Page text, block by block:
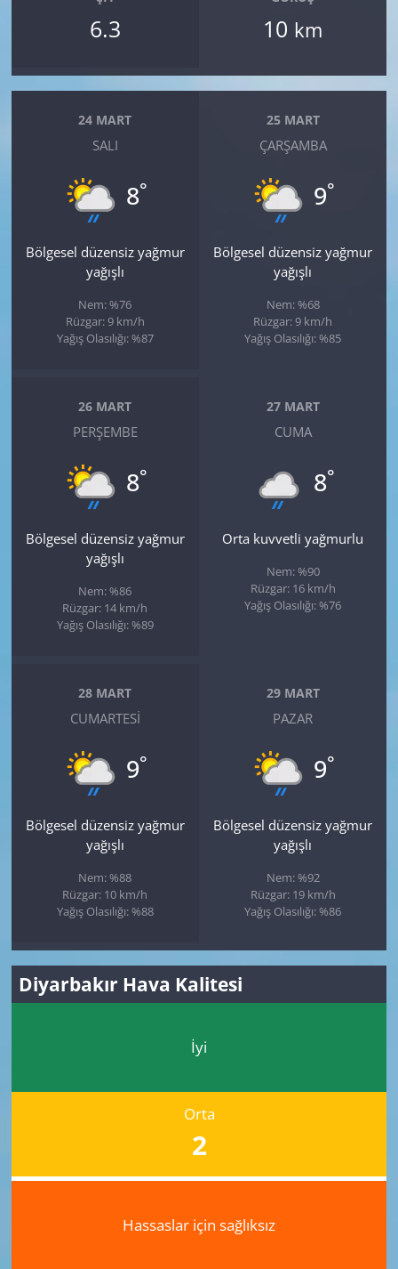
6.3 10 km
24 MART
SALI
8°
Bölgesel düzensiz yağmur
yağışlı
Nem: %76
Rüzgar: 9 km/h
Yağış Olasılığı: %87
25 MART
ÇARŞAMBA
9°
Bölgesel düzensiz yağmur
yağışlı
Nem: %68
Rüzgar: 9 km/h
Yağış Olasılığı: %85
26 MART
PERŞEMBE
8°
Bölgesel düzensiz yağmur
yağışlı
Nem: %86
Rüzgar: 14 km/h
Yağış Olasılığı: %89
27 MART
CUMA
8°
Orta kuvvetli yağmurlu
Nem: %90
Rüzgar: 16 km/h
Yağış Olasılığı: %76
28 MART
CUMARTESI
9°
Bölgesel düzensiz yağmur
yağışlı
Nem: %88
Rüzgar: 10 km/h
Yağış Olasılığı: %88
29 MART
PAZAR
9°
Bölgesel düzensiz yağmur
yağışlı
Nem: %92
Rüzgar: 19 km/h
Yağış Olasılığı: %86
Diyarbakır Hava Kalitesi
İyi
Orta
2
Hassaslar için sağlıksız